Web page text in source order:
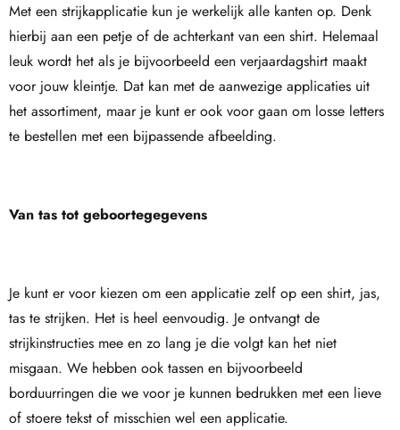
Met een strijkapplicatie kun je werkelijk alle kanten op. Denk
hierbij aan een petje of de achterkant van een shirt. Helemaal
leuk wordt het als je bijvoorbeeld een verjaardagshirt maakt
voor jouw kleintje. Dat kan met de aanwezige applicaties uit
het assortiment, maar je kunt er ook voor gaan om losse letters
te bestellen met een bijpassende afbeelding.
Van tas tot geboortegegevens
Je kunt er voor kiezen om een applicatie zelf op een shirt, jas,
tas te strijken. Het is heel eenvoudig. Je ontvangt de
strijkinstructies mee en zo lang je die volgt kan het niet
misgaan. We hebben ook tassen en bijvoorbeeld
borduurringen die we voor je kunnen bedrukken met een lieve
of stoere tekst of misschien wel een applicatie.